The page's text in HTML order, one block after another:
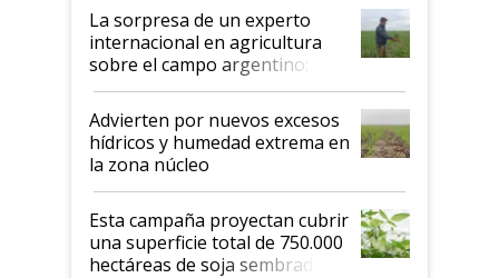
La sorpresa de un experto
internacional en agricultura
sobre el campo argentino:
"Estoy muy impresionado"
Advierten por nuevos excesos
hídricos y humedad extrema en
la zona núcleo
Esta campaña proyectan cubrir
una superficie total de 750.000
hectáreas de soja sembradas